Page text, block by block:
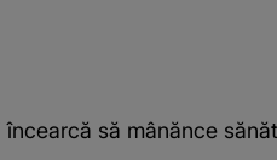
încearcă să mânănce